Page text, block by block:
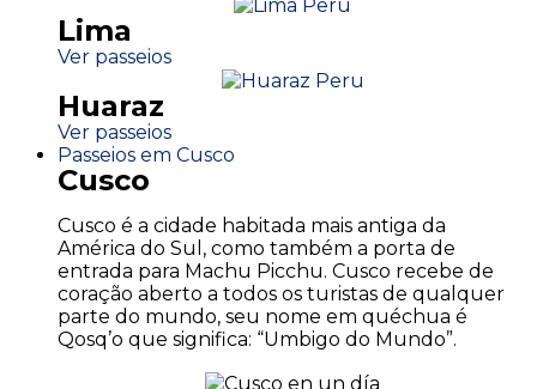
Lima
Ver passeios
Huaraz
Ver passeios
Passeios em Cusco
Cusco
Cusco é a cidade habitada mais antiga da
América do Sul, como também a porta de
entrada para Machu Picchu. Cusco recebe de
coração aberto a todos os turistas de qualquer
parte do mundo, seu nome em quéchua é
Qosq’o que significa: “Umbigo do Mundo”.